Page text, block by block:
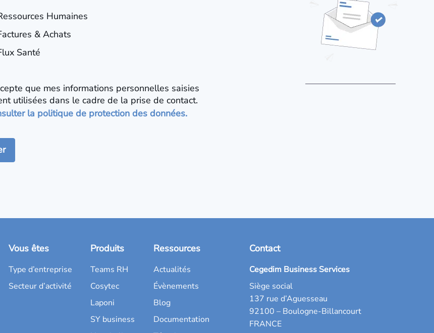
que mes informations personnelles saisies
utilisées dans le cadre de la prise de contact.
la politique de protection des données.
Vous êtes
Type d’entreprise
Secteur d’activité
Produits
Teams RH
Cosytec
Laponi
SY business
Ressources
Actualités
Évènements
Blog
Documentation
Contact
Cegedim Business Services
Siège social
137 rue d’Aguesseau
92100 – Boulogne-Billancourt
FRANCE